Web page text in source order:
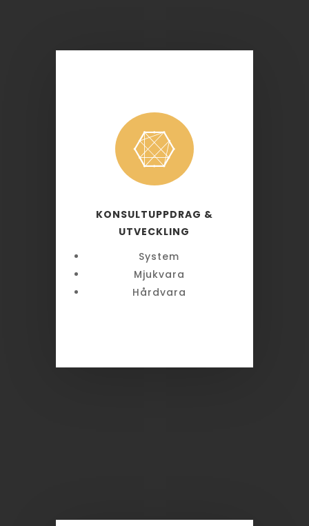

KONSULTUPPDRAG &
UTVECKLING
System
Mjukvara
Hårdvara